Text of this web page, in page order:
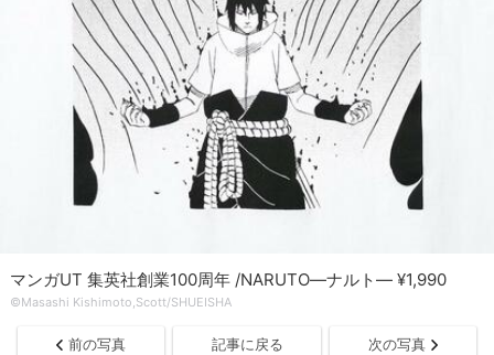
マンガUT 集英社創業100周年 /NARUTO―ナルト― ¥1,990
©Masashi Kishimoto,Scott/SHUEISHA
前の写真 記事に戻る 次の写真